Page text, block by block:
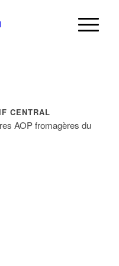
CENTRAL
AOP fromagères du